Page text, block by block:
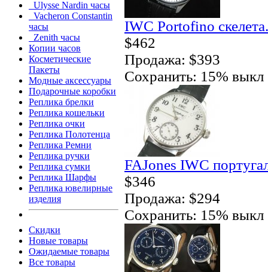
Ulysse Nardin часы
Vacheron Constantin
часы
Zenith часы
Копии часов
Косметические
Пакеты
Модные аксессуары
Подарочные коробки
Реплика брелки
Реплика кошельки
Реплика очки
Реплика Полотенца
Реплика Ремни
Реплика ручки
Реплика сумки
Реплика Шарфы
Реплика ювелирные
изделия
Скидки
Новые товары
Ожидаемые товары
Все товары
IWC Portofino
$462
Продажа: $393
Сохранить: 15% выкл
FAJones IWC
$346
Продажа: $294
Сохранить: 15% выкл